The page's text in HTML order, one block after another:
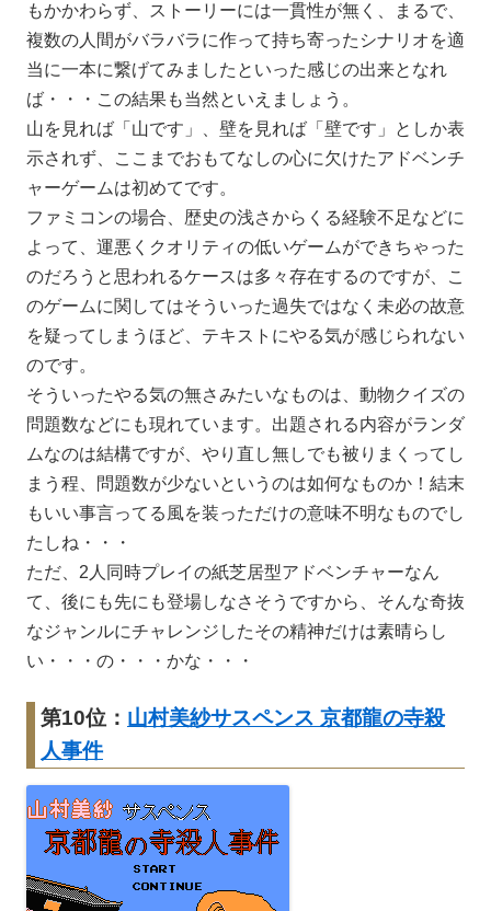
もかかわらず、ストーリーには一貫性が無く、まるで、
複数の人間がバラバラに作って持ち寄ったシナリオを適
当に一本に繋げてみましたといった感じの出来となれ
ば・・・この結果も当然といえましょう。
山を見れば「山です」、壁を見れば「壁です」としか表
示されず、ここまでおもてなしの心に欠けたアドベンチ
ャーゲームは初めてです。
ファミコンの場合、歴史の浅さからくる経験不足などに
よって、運悪くクオリティの低いゲームができちゃった
のだろうと思われるケースは多々存在するのですが、こ
のゲームに関してはそういった過失ではなく未必の故意
を疑ってしまうほど、テキストにやる気が感じられない
のです。
そういったやる気の無さみたいなものは、動物クイズの
問題数などにも現れています。出題される内容がランダ
ムなのは結構ですが、やり直し無しでも被りまくってし
まう程、問題数が少ないというのは如何なものか！結末
もいい事言ってる風を装っただけの意味不明なものでし
たしね・・・
ただ、2人同時プレイの紙芝居型アドベンチャーなん
て、後にも先にも登場しなさそうですから、そんな奇抜
なジャンルにチャレンジしたその精神だけは素晴らし
い・・・の・・・かな・・・
第10位： 山村美紗サスペンス 京都龍の寺殺
人事件